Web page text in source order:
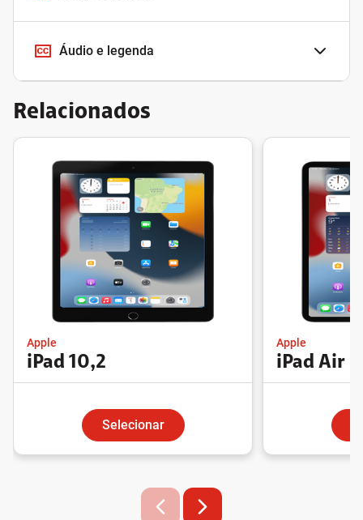
Áudio e legenda
Relacionados
Apple
iPad 10,2
Selecionar
Apple
iPad Air